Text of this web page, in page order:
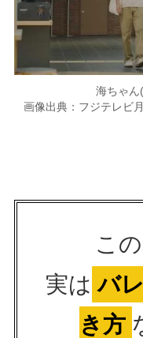
海ちゃん
画像出典：フジテレビ
こ
実は バ
き方